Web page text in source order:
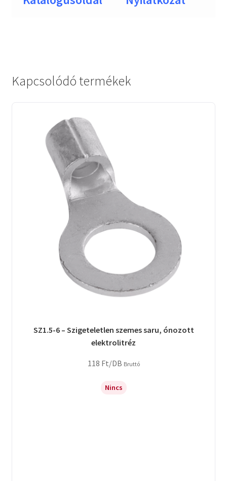
Kapcsolódó termékek
SZ1.5-6 – Szigeteletlen szemes saru, ónozott
elektrolitréz
118 Ft/DB Bruttó
Nincs